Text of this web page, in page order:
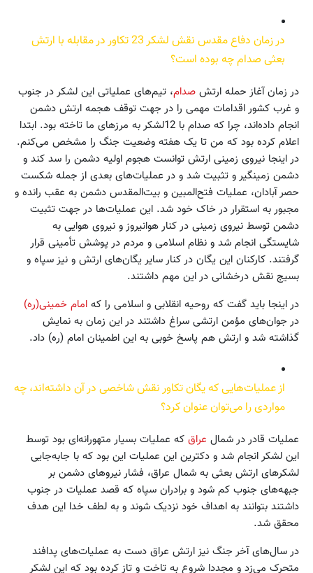
در زمان دفاع مقدس نقش لشکر 23 تکاور در مقابله با ارتش
بعثی صدام چه بوده است؟
در زمان آغاز حمله ارتش صدام، تیم‌های عملیاتی این لشکر در جنوب
و غرب کشور اقدامات مهمی را در جهت توقف هجمه ارتش دشمن
انجام داده‌اند، چرا که صدام با 12لشکر به مرزهای ما تاخته بود. ابتدا
اعلام کرده بود که من تا یک هفته وضعیت جنگ را مشخص می‌کنم.
در اینجا نیروی زمینی ارتش توانست هجوم اولیه دشمن را سد کند و
دشمن زمینگیر و تثبیت شد و در عملیات‌های بعدی از جمله شکست
حصر آبادان، عملیات فتح‌المبین و بیت‌المقدس دشمن به عقب رانده و
مجبور به استقرار در خاک خود شد. این عملیات‌ها در جهت تثبیت
دشمن توسط نیروی زمینی در کنار هوانیروز و نیروی هوایی به
شایستگی انجام شد و نظام اسلامی و مردم در پوشش تأمینی قرار
گرفتند. کارکنان این یگان در کنار سایر یگان‌های ارتش و نیز سپاه و
بسیج نقش درخشانی در این مهم داشتند.
در اینجا باید گفت که روحیه انقلابی و اسلامی را که امام خمینی(ره)
در جوان‌های مؤمن ارتشی سراغ داشتند در این زمان به نمایش
گذاشته شد و ارتش هم پاسخ خوبی به این اطمینان امام (ره) داد.
از عملیات‌هایی که یگان تکاور نقش شاخصی در آن داشته‌اند، چه
مواردی را می‌توان عنوان کرد؟
عملیات قادر در شمال عراق که عملیات بسیار متهورانه‌ای بود توسط
این لشکر انجام شد و دکترین این عملیات این بود که با جابه‌جایی
لشکرهای ارتش بعثی به شمال عراق، فشار نیروهای دشمن بر
جبهه‌های جنوب کم شود و برادران سپاه که قصد عملیات در جنوب
داشتند بتوانند به اهداف خود نزدیک شوند و به لطف خدا این هدف
محقق شد.
در سال‌های آخر جنگ نیز ارتش عراق دست به عملیات‌های پدافند
متحرک می‌زد و مجددا شروع به تاخت و تاز کرده بود که این لشکر